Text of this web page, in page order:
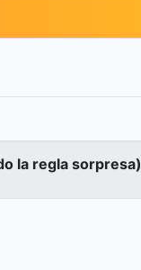
la regla sorpresa)